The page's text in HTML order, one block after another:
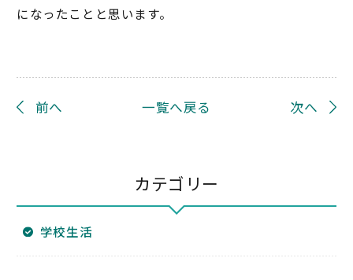
になったことと思います。
前へ 一覧へ戻る 次へ
カテゴリー
学校生活